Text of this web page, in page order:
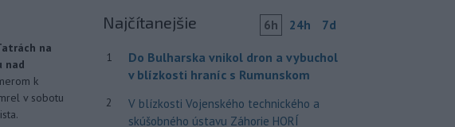
na
nad
k
v sobotu
Najčítanejšie 6h 24h 7d
1
Do Bulharska vnikol dron a vybuchol
v blízkosti hraníc s Rumunskom
2
V blízkosti Vojenského technického a
skúšobného ústavu Záhorie HORÍ